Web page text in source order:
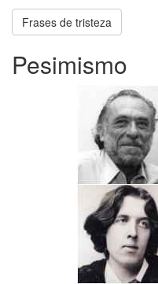
Frases de tristeza
Pesimismo